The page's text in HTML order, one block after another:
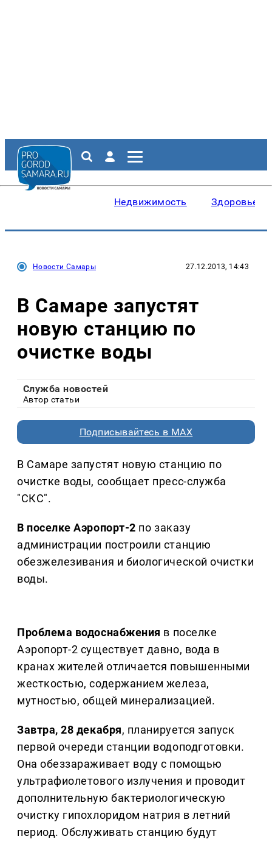
Недвижимость Здоровье
Новости Самары 27.12.2013, 14:43
В Самаре запустят
новую станцию по
очистке воды
Служба новостей
Автор статьи
Подписывайтесь в MAX
В Самаре запустят новую станцию по
очистке воды, сообщает пресс-служба
"СКС".
В поселке Аэропорт-2 по заказу
администрации построили станцию
обезжелезивания и биологической очистки
воды.
Проблема водоснабжения в поселке
Аэропорт-2 существует давно, вода в
кранах жителей отличается повышенными
жесткостью, содержанием железа,
мутностью, общей минерализацией.
Завтра, 28 декабря, планируется запуск
первой очереди станции водоподготовки.
Она обеззараживает воду с помощью
ультрафиолетового излучения и проводит
дополнительную бактериологическую
очистку гипохлоридом натрия в летний
период. Обслуживать станцию будут